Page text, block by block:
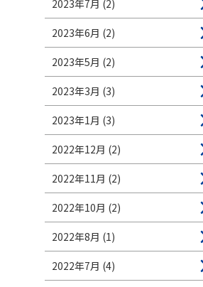
2023年7月 (2)
2023年6月 (2)
2023年5月 (2)
2023年3月 (3)
2023年1月 (3)
2022年12月 (2)
2022年11月 (2)
2022年10月 (2)
2022年8月 (1)
2022年7月 (4)